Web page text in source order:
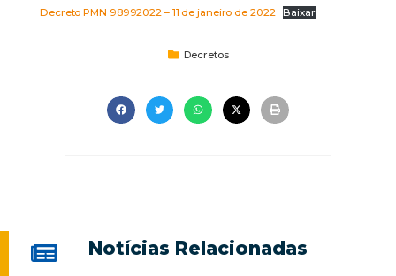
Decreto PMN 98992022 – 11 de janeiro de 2022 Baixar
Decretos
Notícias Relacionadas